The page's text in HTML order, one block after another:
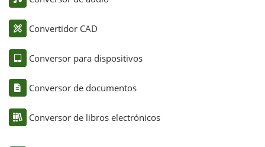
Convertidor CAD
Conversor para dispositivos
Conversor de documentos
Conversor de libros electrónicos